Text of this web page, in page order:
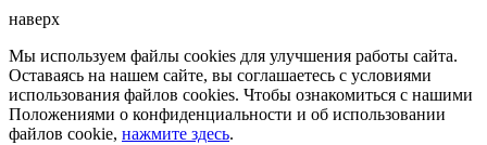
наверх
Мы используем файлы cookies для улучшения работы сайта.
Оставаясь на нашем сайте, вы соглашаетесь с условиями
использования файлов cookies. Чтобы ознакомиться с нашими
Положениями о конфиденциальности и об использовании
файлов cookie, нажмите здесь.